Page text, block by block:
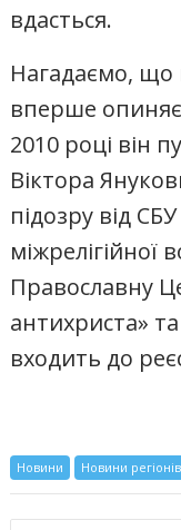
вдасться.
Нагадаємо,
вперше
2010 році він
Віктора
підозру від
Православну
антихриста»
входить до
Новини Новини регіонів